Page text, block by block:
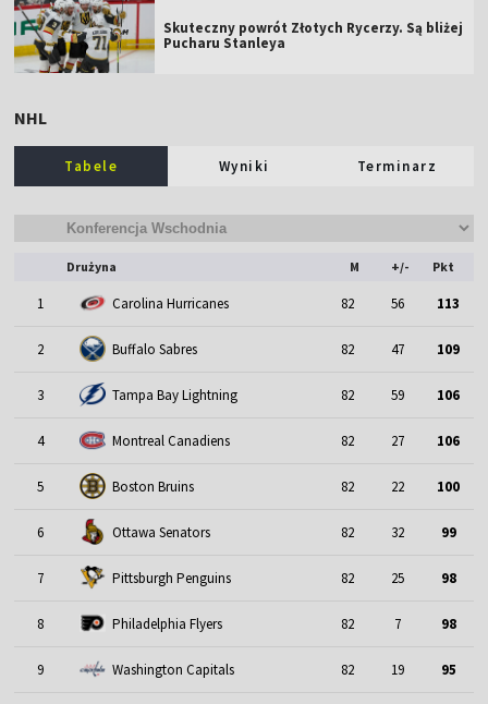
Skuteczny powrót Złotych Rycerzy. Są bliżej
Pucharu Stanleya
NHL
Tabele Wyniki Terminarz
Drużyna M +/- Pkt
1 Carolina Hurricanes 82 56 113
2 Buffalo Sabres 82 47 109
3 Tampa Bay Lightning 82 59 106
4 Montreal Canadiens 82 27 106
5 Boston Bruins 82 22 100
6 Ottawa Senators 82 32 99
7 Pittsburgh Penguins 82 25 98
8 Philadelphia Flyers 82 7 98
9 Washington Capitals 82 19 95